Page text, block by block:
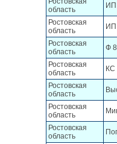
область
ИП
Ростовская
область
Ростовская
область
Ф 8
Ростовская
область
Ростовская
область
Ростовская
область
Ростовская
область